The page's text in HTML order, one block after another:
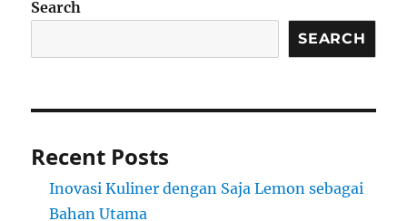
Search
SEARCH
Recent Posts
Inovasi Kuliner dengan Saja Lemon sebagai
Bahan Utama